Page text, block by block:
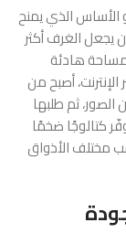
الذي يمنح
الغرف أكثر
مساحة هادئة
أصبح من
ثم طلبها
كتالوجًا ضخمًا
مختلف الأذواق